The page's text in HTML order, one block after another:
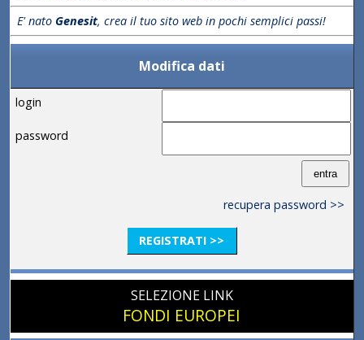
E' nato Genesit, crea il tuo sito web in pochi semplici passi!
Modifica dati
login
password
recupera password >>
REGISTRATI >>
SELEZIONE LINK
FONDI EUROPEI